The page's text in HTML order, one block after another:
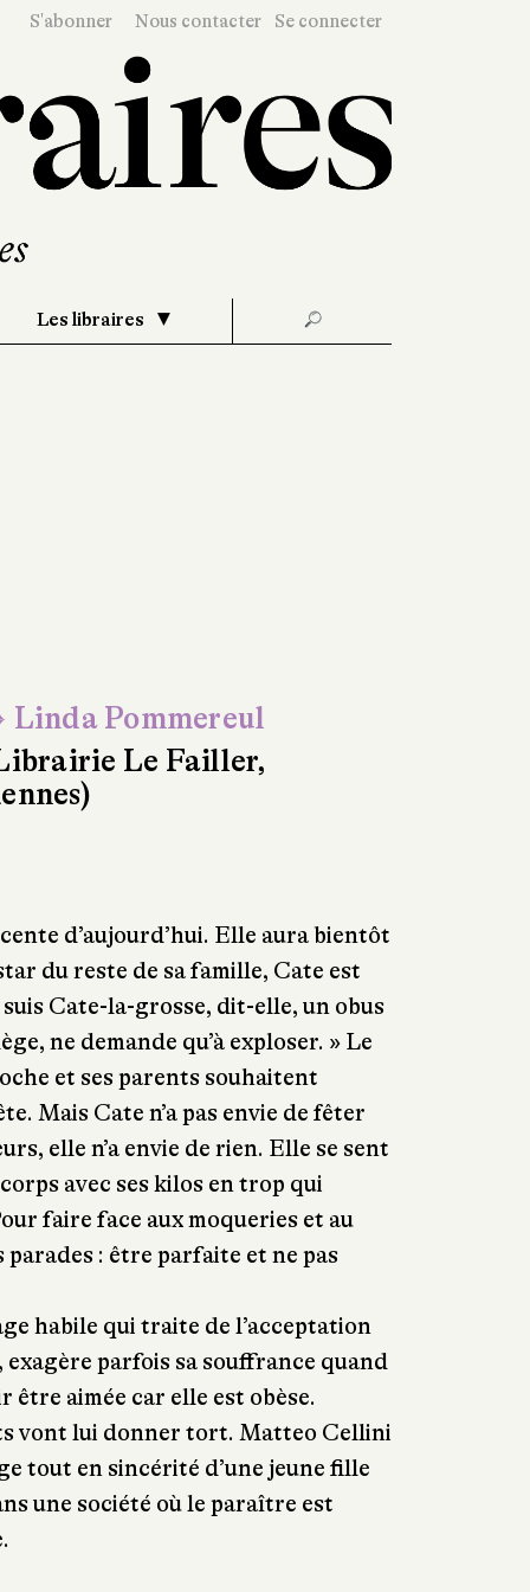
S'abonner Nous contacter Se connecter
Les libraires 🔎
Pommereul
Le Failler,
d’aujourd’hui. Elle aura bientôt
du reste de sa famille, Cate est
Cate-la-grosse, dit-elle, un obus
ne demande qu’à exploser. » Le
et ses parents souhaitent
Mais Cate n’a pas envie de fêter
elle n’a envie de rien. Elle se sent
avec ses kilos en trop qui
faire face aux moqueries et au
: être parfaite et ne pas
habile qui traite de l’acceptation
parfois sa souffrance quand
être aimée car elle est obèse.
vont lui donner tort. Matteo Cellini
tout en sincérité d’une jeune fille
une société où le paraître est